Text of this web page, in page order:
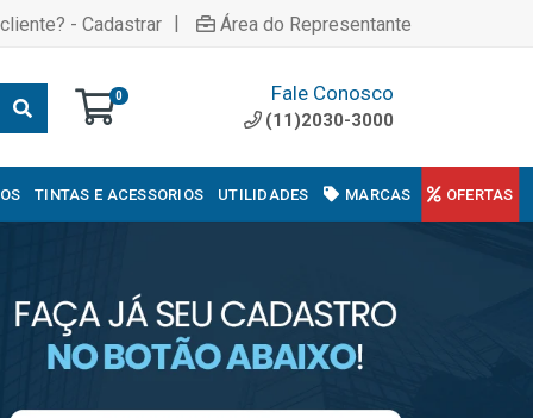
- Cadastrar | Área do Representante
0 Fale Conosco
(11)2030-3000
TINTAS E ACESSORIOS UTILIDADES MARCAS OFERTAS